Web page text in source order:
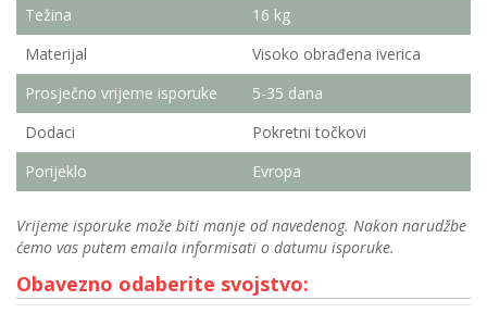
Težina
16 kg
Materijal
Visoko obrađena iverica
Prosječno vrijeme isporuke
5-35 dana
Dodaci
Pokretni točkovi
Porijeklo
Evropa
Vrijeme isporuke može biti manje od navedenog. Nakon narudžbe
ćemo vas putem emaila informisati o datumu isporuke.
Obavezno odaberite svojstvo: